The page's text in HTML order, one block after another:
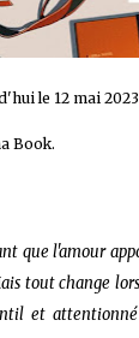
le 12 mai
Book.
que l'amour
tout change
et